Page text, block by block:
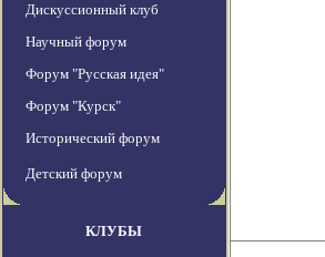
Дискуссионный клуб
Научный форум
Форум "Русская идея"
Форум "Курск"
Исторический форум
Детский форум
КЛУБЫ